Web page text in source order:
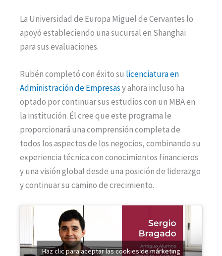
La Universidad de Europa Miguel de Cervantes lo
apoyó estableciendo una sucursal en Shanghai
para sus evaluaciones.
Rubén completó con éxito su licenciatura en
Administración de Empresasy ahora incluso ha
optado por continuar sus estudios con un MBA en
la institución. Él cree que este programa le
proporcionará una comprensión completa de
todos los aspectos de los negocios, combinando su
experiencia técnica con conocimientos financieros
y una visión global desde una posición de liderazgo
y continuar su camino de crecimiento.
Haz clic para aceptar las cookies de márketing